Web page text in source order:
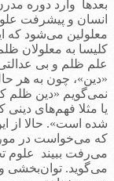
بعدها وارد دوره
انسان و پیشرفت
معلولین می‌شود که
کلیسا به معلولان
علم ظلم و بی عدالتی
«دین»، چون به هر
نمی‌گویم «دین ظلم
یا مثلا فهم‌های
شده است». حالا از
که می‌خواست در مورد
می‌رفت ببیند علوم
می‌گوید. توان‌بخشی